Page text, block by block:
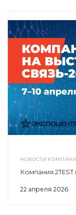
НОВОСТИ
22 апреля 2026
Компания